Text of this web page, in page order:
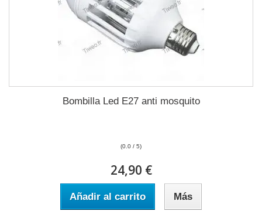
Bombilla Led E27 anti mosquito
(0.0 / 5)
24,90 €
Añadir al carrito Más